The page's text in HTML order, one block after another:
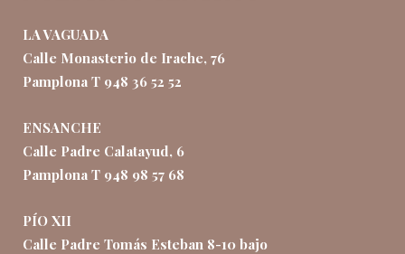
LA VAGUADA
Calle Monasterio de Irache, 76
Pamplona T 948 36 52 52
ENSANCHE
Calle Padre Calatayud, 6
Pamplona T 948 98 57 68
PÍO XII
Calle Padre Tomás Esteban 8-10 bajo